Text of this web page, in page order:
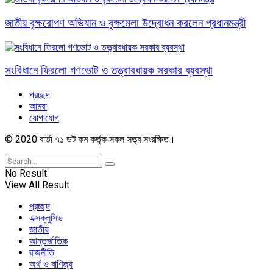
জাতীয় বৃক্ষরোপণ অভিযান ও বৃক্ষমেলা উদ্বোধন করলেন প্রধানমন্ত্রী
সংবিধানে ফিরলো গণভোট ও তত্ত্বাবধায়ক সরকার ব্যবস্থা
প্রচ্ছদ
আমরা
যোগাযোগ
© 2020 বার্তা ৭১ ডট কম কর্তৃক সকল সত্ত্ব সংরক্ষিত।
No Result
View All Result
প্রচ্ছদ
এক্সক্লুসিভ
জাতীয়
আন্তর্জাতিক
রাজনীতি
অর্থ ও বাণিজ্য